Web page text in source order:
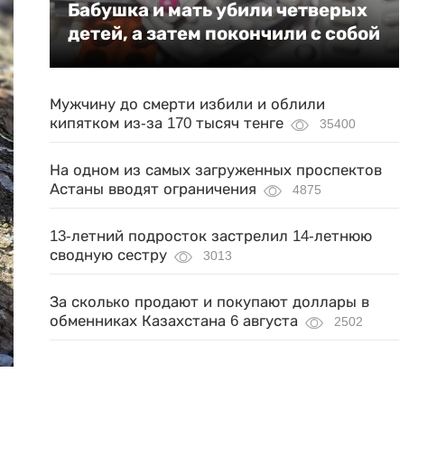
Бабушка и мать убили четверых
детей, а затем покончили с собой
Мужчину до смерти избили и облили
кипятком из-за 170 тысяч тенге
35400
На одном из самых загруженных проспектов
Астаны вводят ограничения
4875
13-летний подросток застрелил 14-летнюю
сводную сестру
3013
За сколько продают и покупают доллары в
обменниках Казахстана 6 августа
2502